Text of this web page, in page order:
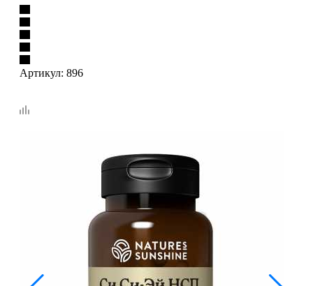
Артикул: 896